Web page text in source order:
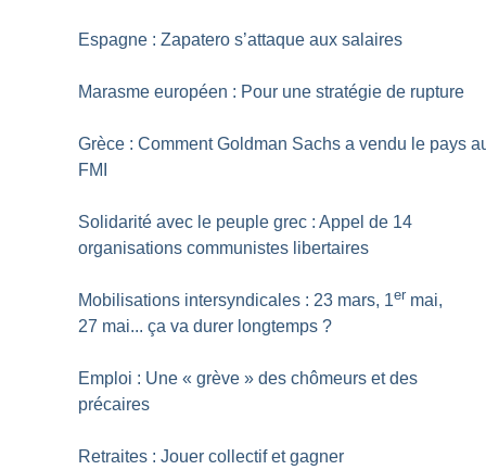
Espagne : Zapatero s’attaque aux salaires
Marasme européen : Pour une stratégie de rupture
Grèce : Comment Goldman Sachs a vendu le pays
FMI
Solidarité avec le peuple grec : Appel de 14
organisations communistes libertaires
Mobilisations intersyndicales : 23 mars, 1er mai,
27 mai... ça va durer longtemps ?
Emploi : Une « grève » des chômeurs et des
précaires
Retraites : Jouer collectif et gagner